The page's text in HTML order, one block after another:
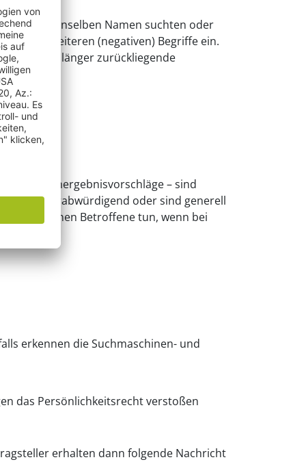
die denselben Namen suchten oder
der weiteren (negativen) Begriffe ein.
als länger zurückliegende
sog. Suchergebnisvorschläge – sind
herabwürdigend oder sind generell
was können Betroffene tun, wenn bei
erkennen die Suchmaschinen- und
das Persönlichkeitsrecht verstoßen
erhalten dann folgende Nachricht